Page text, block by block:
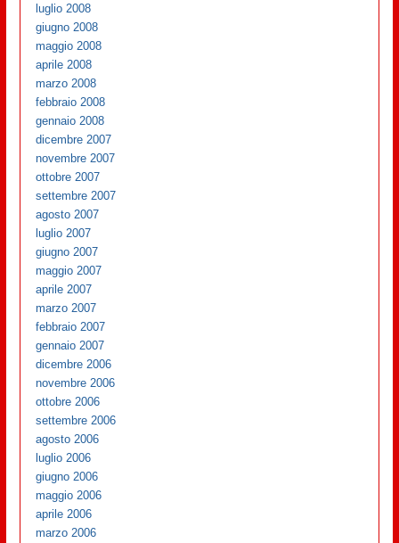
luglio 2008
giugno 2008
maggio 2008
aprile 2008
marzo 2008
febbraio 2008
gennaio 2008
dicembre 2007
novembre 2007
ottobre 2007
settembre 2007
agosto 2007
luglio 2007
giugno 2007
maggio 2007
aprile 2007
marzo 2007
febbraio 2007
gennaio 2007
dicembre 2006
novembre 2006
ottobre 2006
settembre 2006
agosto 2006
luglio 2006
giugno 2006
maggio 2006
aprile 2006
marzo 2006